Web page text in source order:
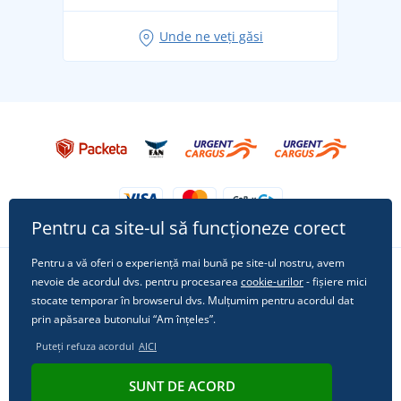
Tricoul preferat City în rol principal: ținute pentru
Unde ne veți găsi
Urmărește-ne pe rețelele sociale
© 2011 - 2026, Dual Trade s.r.o. | Din punct de vedere tehnic oferă
Pentru ca site-ul să funcționeze corect
Pentru a vă oferi o experiență mai bună pe site-ul nostru, avem
nevoie de acordul dvs. pentru procesarea cookie-urilor- fișiere mici
stocate temporar în browserul dvs. Mulțumim pentru acordul dat
prin apăsarea butonului “Am înțeles”.
Puteți refuza acordul AICI
SUNT DE ACORD